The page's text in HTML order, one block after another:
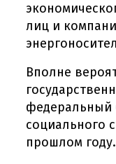
лиц и
Вполне
федеральный
социального
прошлом году.